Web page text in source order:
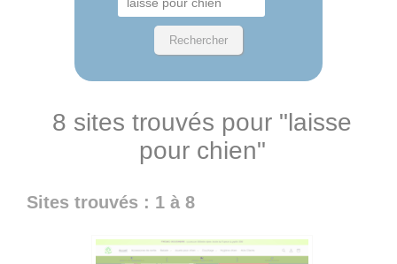
8 sites trouvés pour "laisse
pour chien"
Sites trouvés : 1 à 8